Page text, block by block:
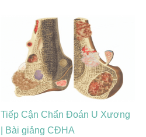
Tiếp Cận Chẩn Đoán U Xương
| Bài giảng CĐHA